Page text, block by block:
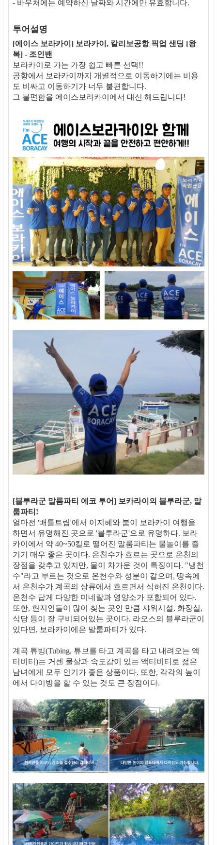
- 바우처에는 예약하신 날짜와 시간에만 유효합니다.
투어설명
[에이스 보라카이] 보라카이, 칼리보공항 픽업 샌딩 [왕
복] - 조인밴
보라카이로 가는 가장 쉽고 빠른 선택!!
공항에서 보라카이까지 개별적으로 이동하기에는 비용
도 비싸고 이동하기가 너무 불편합니다.
그 불편함을 에이스보라카이에서 대신 해드립니다!
[블루라군 말룸파티 에코 투어] 보카라이의 블루라군, 말
룸파티!
얼마전 '배틀트립'에서 이지혜와 붐이 보라카이 여행을
하면서 유명해진 곳으로 '블루라군'으로 유명하다. 보라
카이에서 약 40~50킬로 떨어진 말룸파티는 물놀이를 즐
기기 매우 좋은 곳이다. 온천수가 흐르는 곳으로 온천의
장점을 갖추고 있지만, 물이 차가운 것이 특징이다. "냉천
수"라고 부르는 것으로 온천수와 성분이 같으며, 땅속에
서 온천수가 계곡의 상류에서 흐르면서 식혀진 온천이다.
온천수 답게 다양한 미네랄과 영양소가 포함되어 있다.
또한, 현지인들이 많이 찾는 곳인 만큼 샤워시설, 화장실,
식당 등이 잘 구비되어있는 곳이다. 라오스의 블루라군이
있다면, 보라카이에은 말룸파티가 있다.
계곡 튜빙(Tubing, 튜브를 타고 계곡을 타고 내려오는 액
티비티)는 거센 물살과 속도감이 있는 액티비티로 젊은
남녀에게 모두 인기가 좋은 상품이다. 또한, 각각의 높이
에서 다이빙을 할 수 있는 것도 큰 장점이다.